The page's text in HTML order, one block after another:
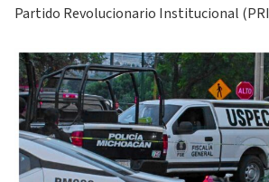
Partido Revolucionario Institucional